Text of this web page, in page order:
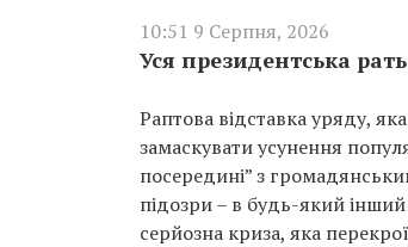
10:51 9 Серпня, 2026
Уся президентська
Раптова відставка уряду,
замаскувати усунення
посередині” з
підозри – в будь-який
серйозна криза, яка